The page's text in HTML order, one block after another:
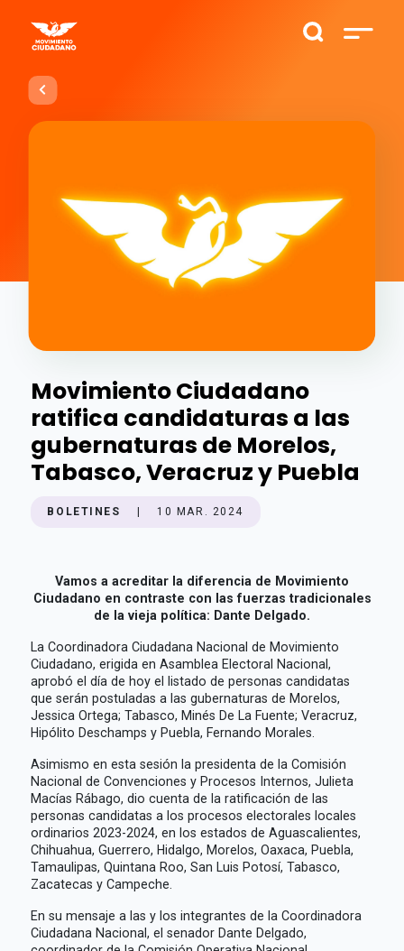
Movimiento Ciudadano
ratifica candidaturas a las
gubernaturas de Morelos,
Tabasco, Veracruz y Puebla
BOLETINES 10 MAR. 2024
Vamos a acreditar la diferencia de Movimiento
Ciudadano en contraste con las fuerzas tradicionales
de la vieja política: Dante Delgado.
La Coordinadora Ciudadana Nacional de Movimiento
Ciudadano, erigida en Asamblea Electoral Nacional,
aprobó el día de hoy el listado de personas candidatas
que serán postuladas a las gubernaturas de Morelos,
Jessica Ortega; Tabasco, Minés De La Fuente; Veracruz,
Hipólito Deschamps y Puebla, Fernando Morales.
Asimismo en esta sesión la presidenta de la Comisión
Nacional de Convenciones y Procesos Internos, Julieta
Macías Rábago, dio cuenta de la ratificación de las
personas candidatas a los procesos electorales locales
ordinarios 2023-2024, en los estados de Aguascalientes,
Chihuahua, Guerrero, Hidalgo, Morelos, Oaxaca, Puebla,
Tamaulipas, Quintana Roo, San Luis Potosí, Tabasco,
Zacatecas y Campeche.
En su mensaje a las y los integrantes de la Coordinadora
Ciudadana Nacional, el senador Dante Delgado,